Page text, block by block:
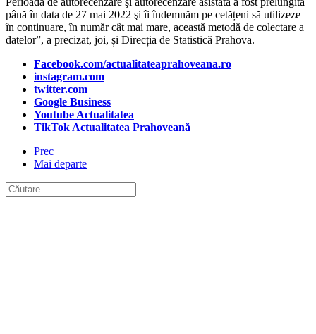
până în data de 27 mai 2022 şi îi îndemnăm pe cetățeni să utilizeze
în continuare, în număr cât mai mare, această metodă de colectare a
datelor”, a precizat, joi, și Direcția de Statistică Prahova.
Facebook.com/actualitateaprahoveana.ro
instagram.com
twitter.com
Google Business
Youtube Actualitatea
TikTok Actualitatea Prahoveană
Prec
Mai departe